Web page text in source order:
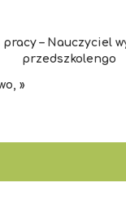
– Nauczyciel
przedszkolengo
»